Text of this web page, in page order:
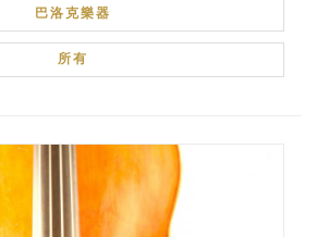
巴洛克樂器
所有